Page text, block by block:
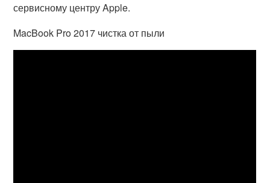
сервисному центру Apple.
MacBook Pro 2017 чистка от пыли